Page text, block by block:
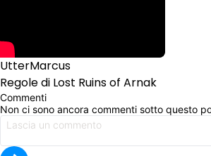
UtterMarcus
Regole di Lost Ruins of Arnak
Commenti
Non ci sono ancora commenti sotto questo